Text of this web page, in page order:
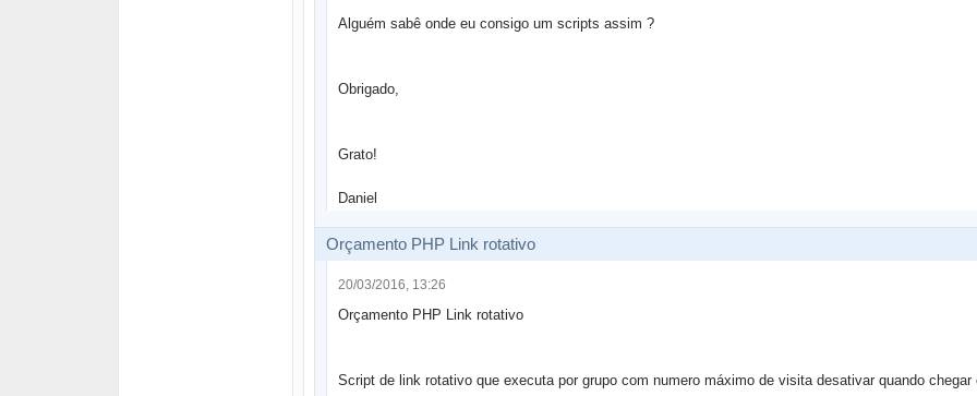
Alguém sabê onde eu consigo um scripts assim ?
Obrigado,
Grato!
Daniel
Orçamento PHP Link rotativo
20/03/2016, 13:26
Orçamento PHP Link rotativo
Script de link rotativo que executa por grupo com numero máximo de visita desativar quando